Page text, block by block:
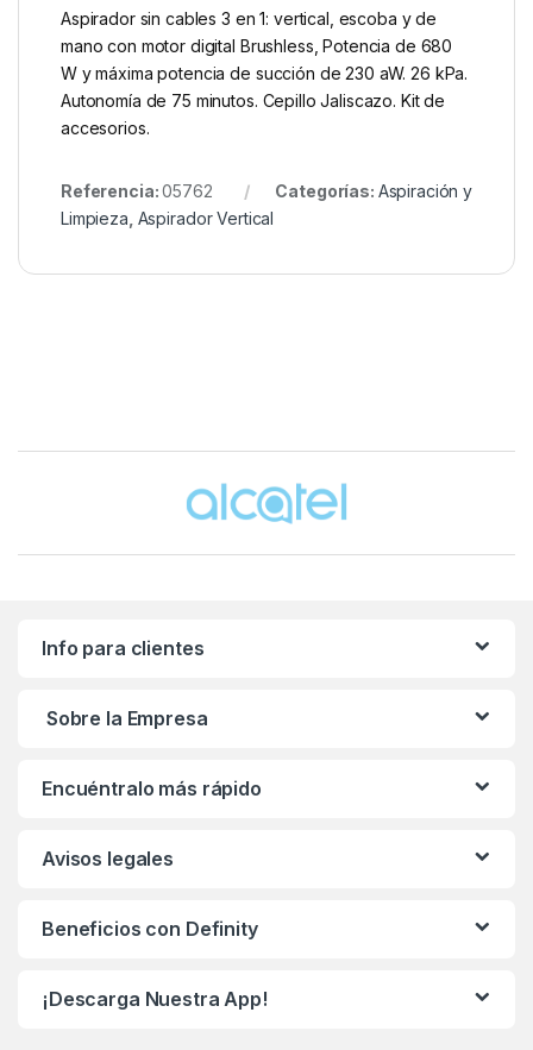
Aspirador sin cables 3 en 1: vertical, escoba y de
mano con motor digital Brushless, Potencia de 680
W y máxima potencia de succión de 230 aW. 26 kPa.
Autonomía de 75 minutos. Cepillo Jaliscazo. Kit de
accesorios.
Referencia:05762 Categorías: Aspiración y
Limpieza Aspirador Vertical
Brands Carousel
Info para clientes
Sobre la Empresa
Encuéntralo más rápido
Avisos legales
Beneficios con Definity
¡Descarga Nuestra App!